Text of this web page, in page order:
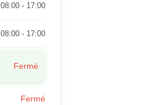
08:00 - 17:00
08:00 - 17:00
Fermé
Fermé